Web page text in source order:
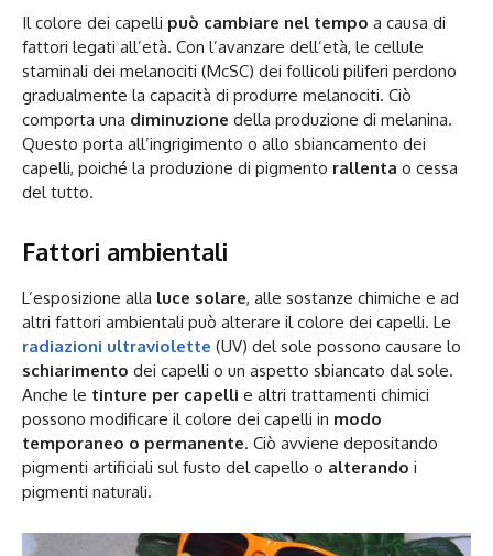
Il colore dei capelli può cambiare nel tempo a causa di
fattori legati all’età. Con l’avanzare dell’età, le cellule
staminali dei melanociti (McSC) dei follicoli piliferi perdono
gradualmente la capacità di produrre melanociti. Ciò
comporta una diminuzione della produzione di melanina.
Questo porta all’ingrigimento o allo sbiancamento dei
capelli, poiché la produzione di pigmento rallenta o cessa
del tutto.
Fattori ambientali
L’esposizione alla luce solare, alle sostanze chimiche e ad
altri fattori ambientali può alterare il colore dei capelli. Le
radiazioni ultraviolette (UV) del sole possono causare lo
schiarimento dei capelli o un aspetto sbiancato dal sole.
Anche le tinture per capelli e altri trattamenti chimici
possono modificare il colore dei capelli in modo
temporaneo o permanente. Ciò avviene depositando
pigmenti artificiali sul fusto del capello o alterando i
pigmenti naturali.